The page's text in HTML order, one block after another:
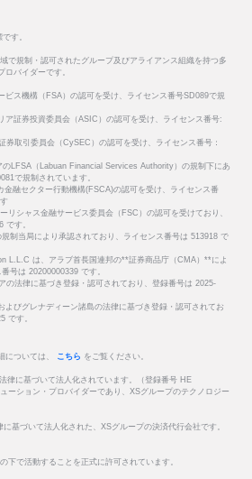
す。
で規制・認可されたグループ及びアライアンス組織を持つ多
ロバイダーです。
ビス機構（FSA）の認可を受け、ライセンス番号SD089で規
ア証券投資委員会（ASIC）の認可を受け、ライセンス番号:
取引委員会（CySEC）の認可を受け、ライセンス番号：
LFSA（Labuan Financial Services Authority）の規制下にあ
で規制されています。
融セクター行動機構(FSCA)の認可を受け、ライセンス番
リシャス金融サービス委員会（FSC）の認可を受けており、
です。
制当局により承認されており、ライセンス番号は 513918 で
L.L.C は、アラブ首長国連邦の**証券商品庁（CMA）**によ
号は 20200000339 です。
の法律に基づき登録・認可されており、登録番号は 2025-
よびグレナディーン諸島の法律に基づき登録・認可されてお
です。
については、 こちら をご覧ください。
律に基づいて法人化されています。（登録番号 HE
ーション・プロバイダーであり、XSグループのテクノロジー
基づいて法人化された、XSグループの決済代行会社です。
下で活動することを正式に許可されています。